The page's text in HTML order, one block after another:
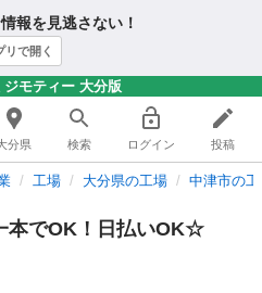
報を見逃さない！
リで開く
モティー 大分版
分県 検索 ログイン 投稿
工場 大分県の工場 中津市の
本でOK！日払いOK☆